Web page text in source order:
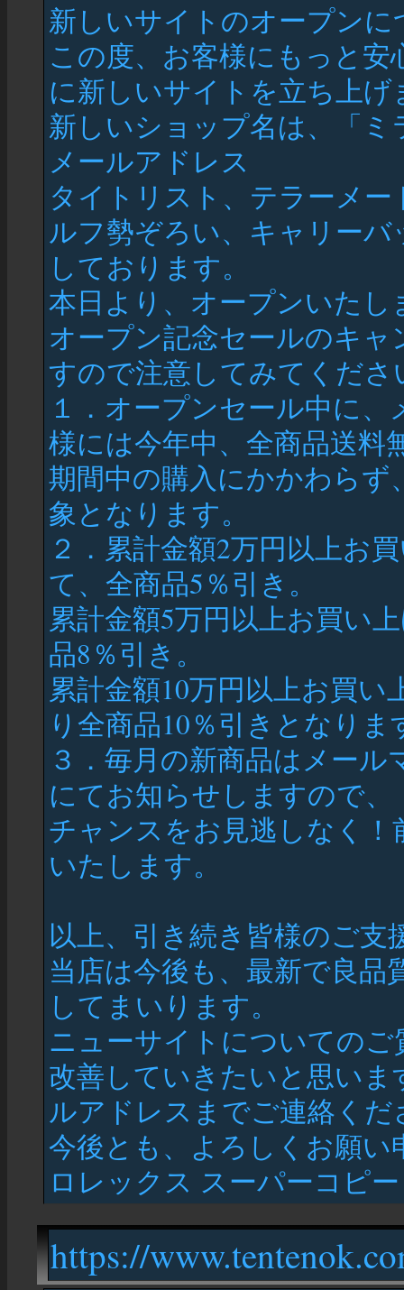
新しいサイトのオープンに
この度、お客様にもっと
に新しいサイトを立ち上げ
新しいショップ名は、「
メールアドレス
タイトリスト、テラーメ
ルフ勢ぞろい、キャリー
しております。
本日より、オープンいたし
オープン記念セールのキ
すので注意してみてくださ
１．オープンセール中に
様には今年中、全商品送
期間中の購入にかかわらず
象となります。
２．累計金額2万円以上お
て、全商品5％引き。
累計金額5万円以上お買い
品8％引き。
累計金額10万円以上お買
り全商品10％引きとなりま
３．毎月の新商品はメー
にてお知らせしますので、
チャンスをお見逃しなく
いたします。
以上、引き続き皆様のご
当店は今後も、最新で良
してまいります。
ニューサイトについての
改善していきたいと思い
ルアドレスまでご連絡くだ
今後とも、よろしくお願い
ロレックス スーパーコピ
https://